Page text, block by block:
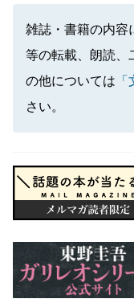
雑誌・書籍の内容
等の転載、朗読、
の他については
さい。